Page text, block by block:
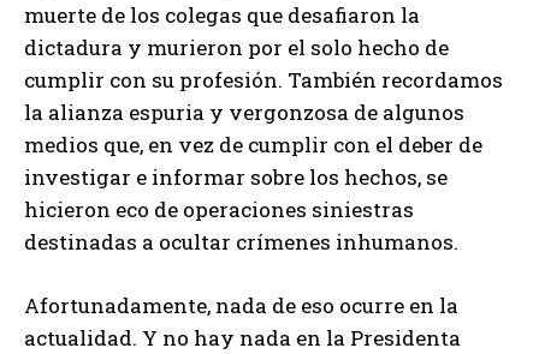
muerte de los colegas que desafiaron la
dictadura y murieron por el solo hecho de
cumplir con su profesión. También recordamos
la alianza espuria y vergonzosa de algunos
medios que, en vez de cumplir con el deber de
investigar e informar sobre los hechos, se
hicieron eco de operaciones siniestras
destinadas a ocultar crímenes inhumanos.
Afortunadamente, nada de eso ocurre en la
actualidad. Y no hay nada en la Presidenta